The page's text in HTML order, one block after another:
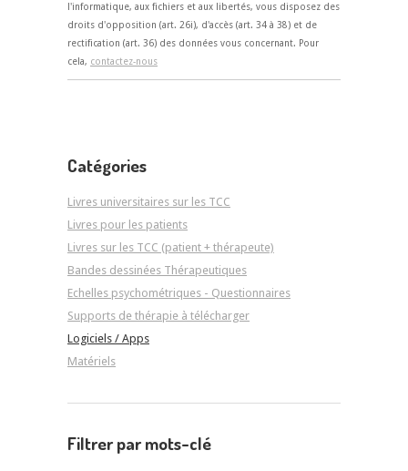
l'informatique, aux fichiers et aux libertés, vous disposez des
droits d'opposition (art. 26i), d'accès (art. 34 à 38) et de
rectification (art. 36) des données vous concernant. Pour
cela, contactez-nous
Catégories
Livres universitaires sur les TCC
Livres pour les patients
Livres sur les TCC (patient + thérapeute)
Bandes dessinées Thérapeutiques
Echelles psychométriques - Questionnaires
Supports de thérapie à télécharger
Logiciels / Apps
Matériels
Filtrer par mots-clé